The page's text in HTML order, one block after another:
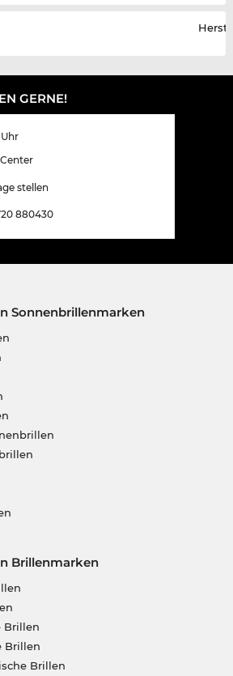
GERNE!
stellen
880430
Sonnenbrillenmarken
Brillenmarken
Brillen
Brillen
Brillen